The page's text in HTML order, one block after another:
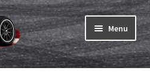
Menu
Expand